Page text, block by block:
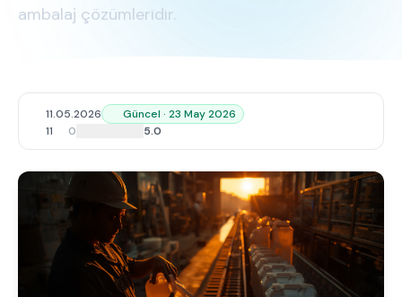
ambalaj çözümleridir.
11.05.2026
Güncel · 23 May 2026
11
0 5.0